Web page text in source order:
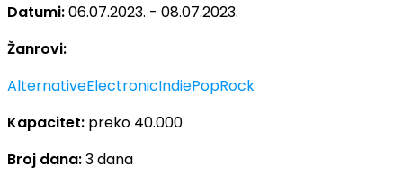
Datumi:06.07.2023. - 08.07.2023.
Žanrovi:
AlternativeElectronicIndiePopRock
Kapacitet: preko 40.000
Broj dana:3 dana